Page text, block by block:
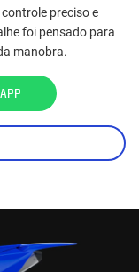
preciso e
foi pensado para
manobra.